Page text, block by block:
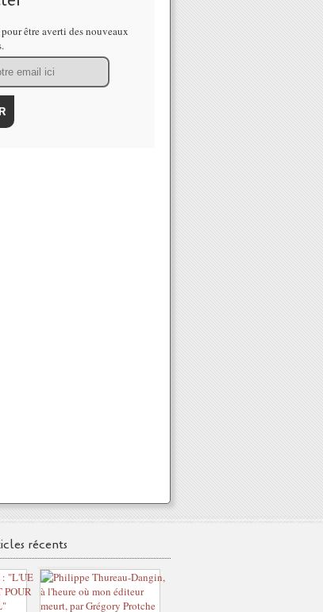
être averti des nouveaux
récents